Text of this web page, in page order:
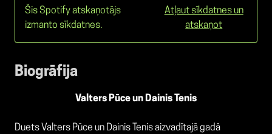
Šis Spotify atskaņotājs
izmanto sīkdatnes.
Atļaut sīkdatnes un
atskaņot
Biogrāfija
Valters Pūce un Dainis Tenis
Duets Valters Pūce un Dainis Tenis aizvadītajā gadā